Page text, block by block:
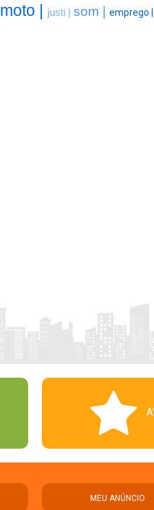
moto | justi | som | emprego |
MEU ANÚNCIO